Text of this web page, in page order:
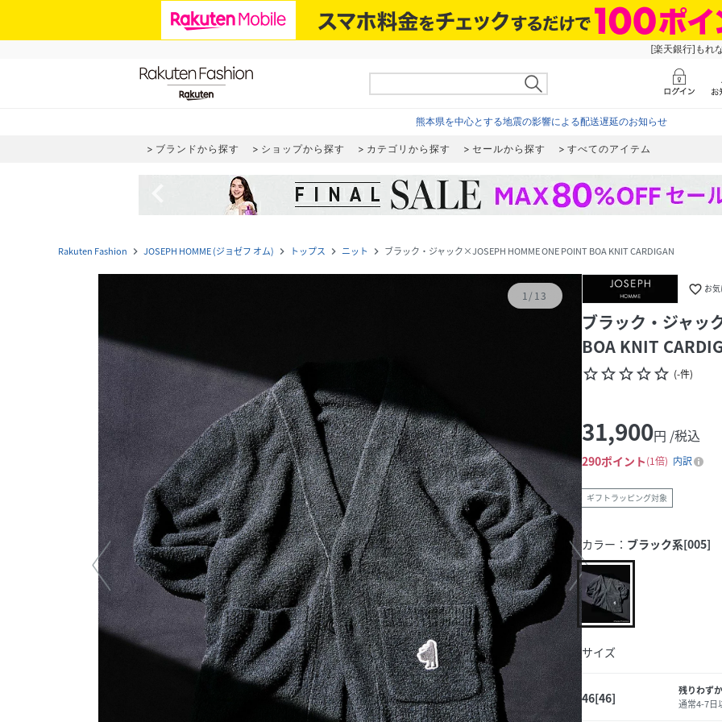
[楽天銀行]もれ
熊本県を中心とする地震の影響による配送遅延のお知らせ
ブランドから探す ショップから探す カテゴリから探す セールから探す すべてのアイテム
Rakuten Fashion navigate_next JOSEPH HOMME (ジョゼフ オム) navigate_next トップス navigate_next ニット navigate_next ブラック・ジャック×JOSEPH HOMME ONE POINT BOA KNIT CARDIGAN
1/13 favorite_border お
ブラック・ジャッ
BOA KNIT
star_borderstar_borderstar_borderstar_borderstar_border (-件)
31,900円 /税込
290ポイント 1倍 内訳
ギフトラッピング対象
カラー： ブラック系[005]
サイズ
46[46]
残りわずか
通常4-7日